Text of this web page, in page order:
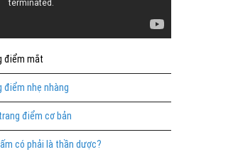
điểm mắt
điểm nhẹ nhàng
điểm cơ bản
có phải là thần dược?